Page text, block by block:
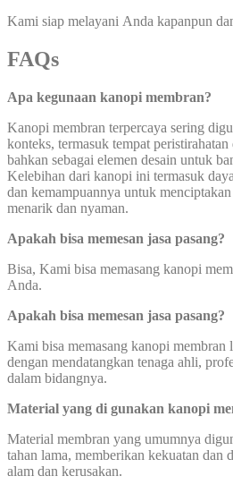
Kami siap melayani Anda kapanpun
FAQs
Apa kegunaan kanopi membran?
Kanopi membran terpercaya sering
konteks, termasuk tempat
bahkan sebagai elemen desain untuk
Kelebihan dari kanopi ini termasuk
dan kemampuannya untuk
menarik dan nyaman.
Apakah bisa memesan jasa pasang?
Bisa, Kami bisa memasang kanopi
Anda.
Apakah bisa memesan jasa pasang?
Kami bisa memasang kanopi membran
dengan mendatangkan tenaga ahli,
dalam bidangnya.
Material yang di gunakan kanopi
Material membran yang umumnya
tahan lama, memberikan kekuatan dan
alam dan kerusakan.